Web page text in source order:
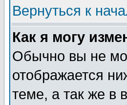
Вернуться к
Как я могу
Обычно вы не
отображается
теме, а так же в